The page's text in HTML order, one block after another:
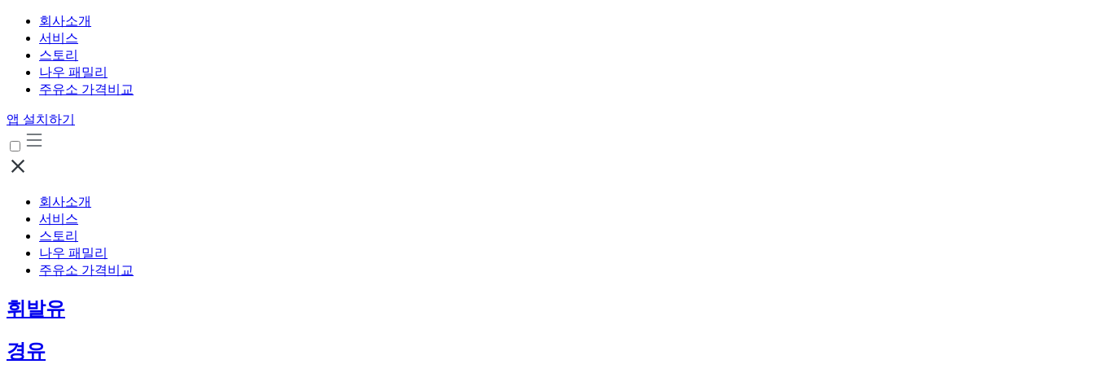
회사소개
서비스
스토리
나우 패밀리
주유소 가격비교
앱 설치하기
회사소개
서비스
스토리
나우 패밀리
주유소 가격비교
휘발유
경유